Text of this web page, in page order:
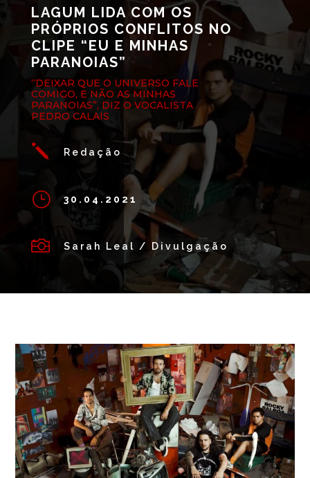
LAGUM LIDA COM OS
PRÓPRIOS CONFLITOS NO
CLIPE “EU E MINHAS
PARANOIAS”
“DEIXAR QUE O UNIVERSO FALE
COMIGO, E NÃO AS MINHAS
PARANOIAS”, DIZ O VOCALISTA
PEDRO CALAIS
j Redação
} 30.04.2021
 Sarah Leal / Divulgação